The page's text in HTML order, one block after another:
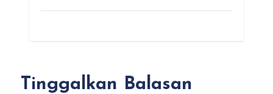
Tinggalkan Balasan